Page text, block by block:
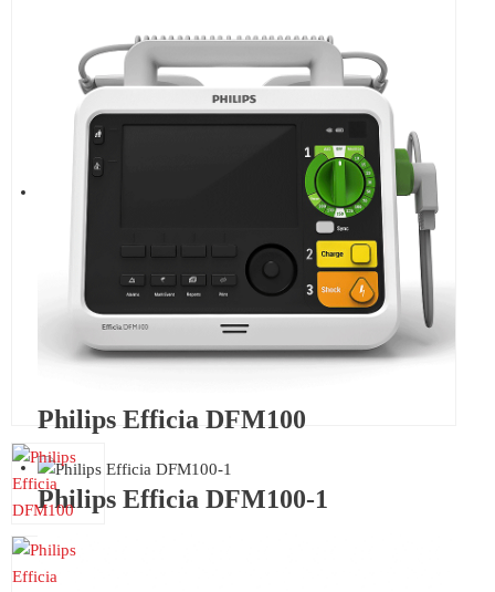
Philips Efficia DFM100
Philips Efficia DFM100-1